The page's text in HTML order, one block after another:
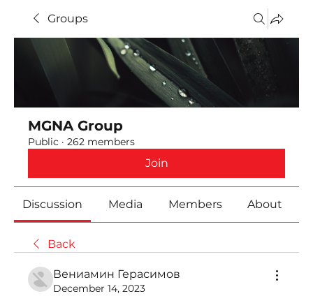
Groups
MGNA Group
Public · 262 members
Join
Discussion Media Members About
Back
Вениамин Герасимов
December 14, 2023